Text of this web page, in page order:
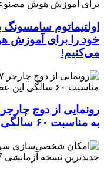
اولتیماتوم سامسونگ
خود را برای آموزش
می‌کنیم!
به مناسبت ۶۰ سالگی این عضله‌ساز آمریکایی